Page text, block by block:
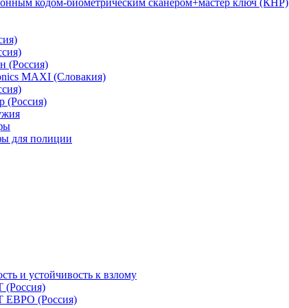
кодом-биометрическим сканером+мастер ключ (КНР)
(Россия)
MAXI (Словакия)
(Россия)
для полиции
и устойчивость к взлому
(Россия)
ЕВРО (Россия)